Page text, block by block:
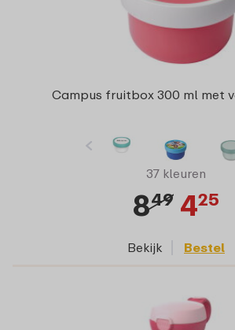
Campus fruitbox 300 ml met
37 kleuren
849 425
Bekijk Bestel